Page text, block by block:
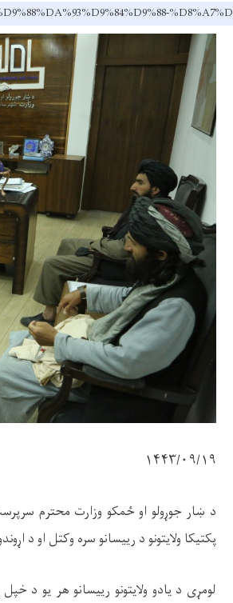
۱۴۴۳/۰۹/۱۹
د ښار جوړولو او ځمکو وزارت محترم
پکتیکا ولایتونو د رییسانو سره وکتل او د
لومړی د یادو ولایتونو رییسانو هر یو د